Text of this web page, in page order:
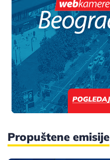
Propuštene emisije